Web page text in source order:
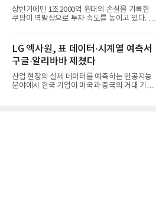
상반기에만 1조2000억 원대의 손실을 기록한
쿠팡이 역발상으로 투자 속도를 높이고 있다. 이
LG 엑사원, 표 데이터·시계열 예측서
구글·알리바바 제쳤다
산업 현장의 실제 데이터를 예측하는 인공지능
분야에서 한국 기업이 미국과 중국의 거대 기술